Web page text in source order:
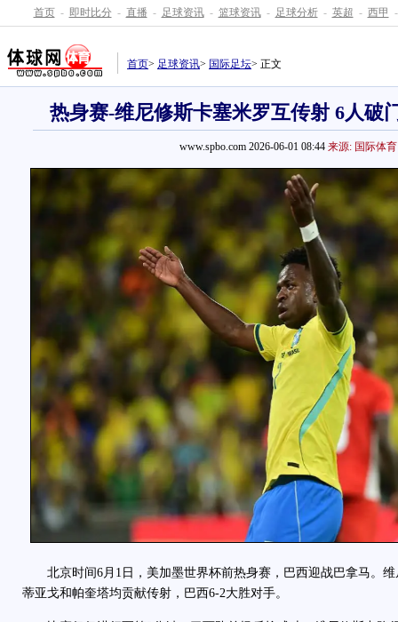
首页 - 即时比分 - 直播 - 足球资讯 - 篮球资讯 - 足球分析 - 英超 - 西甲 -
首页> 足球资讯> 国际足坛> 正文
热身赛-维尼修斯卡塞米罗互传射 6人破
www.spbo.com 2026-06-01 08:44 来源: 国际体育
北京时间6月1日，美加墨世界杯前热身赛，巴西迎战巴拿马。维
蒂亚戈和帕奎塔均贡献传射，巴西6-2大胜对手。